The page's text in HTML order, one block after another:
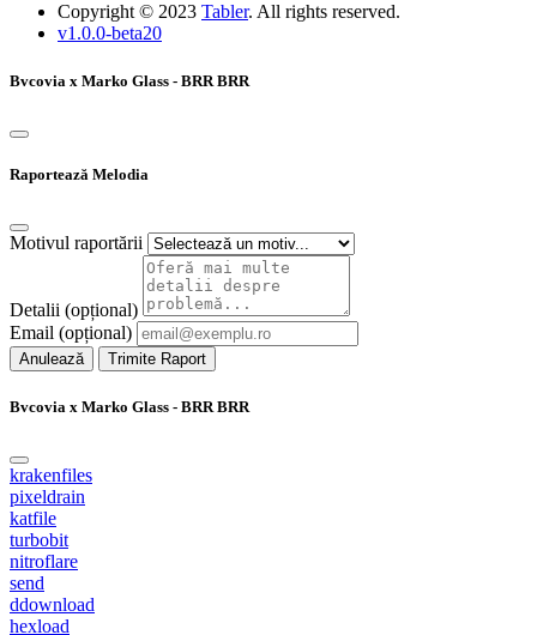
Copyright © 2023 Tabler. All rights reserved.
v1.0.0-beta20
Bvcovia x Marko Glass - BRR BRR
Raportează Melodia
Motivul raportării
Detalii (opțional)
Email (opțional)
Anulează Trimite Raport
Bvcovia x Marko Glass - BRR BRR
krakenfiles
pixeldrain
katfile
turbobit
nitroflare
send
ddownload
hexload